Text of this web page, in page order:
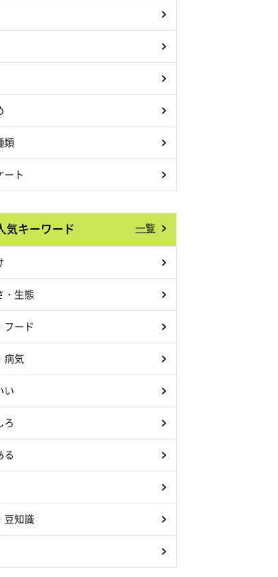
類
ート
気キーワード 一覧
・生態
フード
病気
い
ろ
る
豆知識